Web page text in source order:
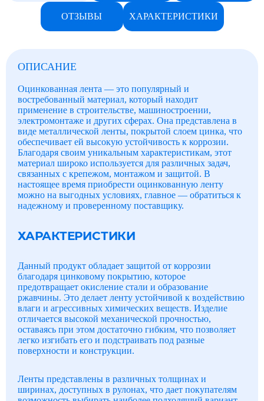
ОТЗЫВЫ ХАРАКТЕРИСТИКИ
ОПИСАНИЕ
Оцинкованная лента — это популярный и
востребованный материал, который находит
применение в строительстве, машиностроении,
электромонтаже и других сферах. Она представлена в
виде металлической ленты, покрытой слоем цинка, что
обеспечивает ей высокую устойчивость к коррозии.
Благодаря своим уникальным характеристикам, этот
материал широко используется для различных задач,
связанных с крепежом, монтажом и защитой. В
настоящее время приобрести оцинкованную ленту
можно на выгодных условиях, главное — обратиться к
надежному и проверенному поставщику.
ХАРАКТЕРИСТИКИ
Данный продукт обладает защитой от коррозии
благодаря цинковому покрытию, которое
предотвращает окисление стали и образование
ржавчины. Это делает ленту устойчивой к воздействию
влаги и агрессивных химических веществ. Изделие
отличается высокой механической прочностью,
оставаясь при этом достаточно гибким, что позволяет
легко изгибать его и подстраивать под разные
поверхности и конструкции.
Ленты представлены в различных толщинах и
ширинах, доступных в рулонах, что дает покупателям